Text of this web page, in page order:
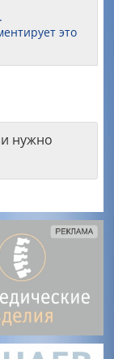
это
нужно